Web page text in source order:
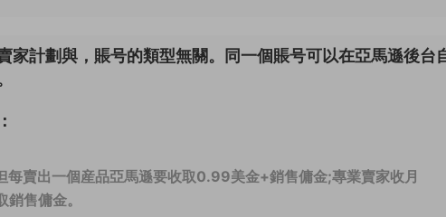
家計劃與，賬号的類型無關。同一個賬号可以在亞馬遜後台
每賣出一個産品亞馬遜要收取0.99美金+銷售傭金;專業賣家收月
售傭金。